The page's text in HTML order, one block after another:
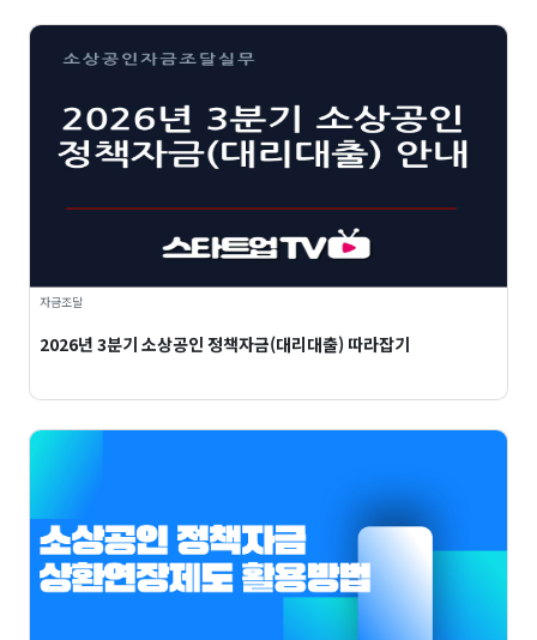
자금조달
2026년 3분기 소상공인 정책자금(대리대출) 따라잡기